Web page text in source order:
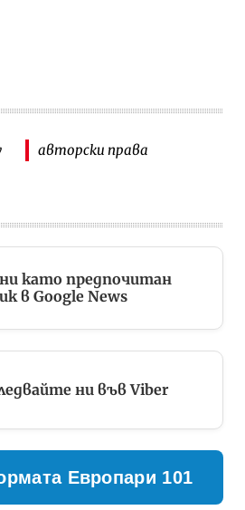
авторски права
като предпочитан
в Google News
ни във Viber
Европари 101